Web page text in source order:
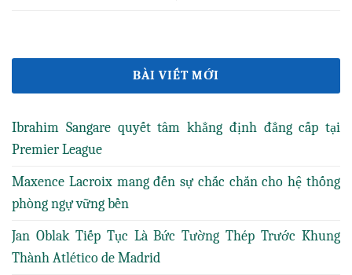
BÀI VIẾT MỚI
Ibrahim Sangare quyết tâm khẳng định đẳng cấp tại
Premier League
Maxence Lacroix mang đến sự chắc chắn cho hệ thống
phòng ngự vững bền
Jan Oblak Tiếp Tục Là Bức Tường Thép Trước Khung
Thành Atlético de Madrid